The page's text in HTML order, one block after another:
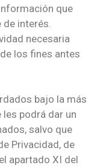
que
interés.
necesaria
los fines antes
bajo la más
podrá dar un
salvo que
Privacidad, de
apartado XI del